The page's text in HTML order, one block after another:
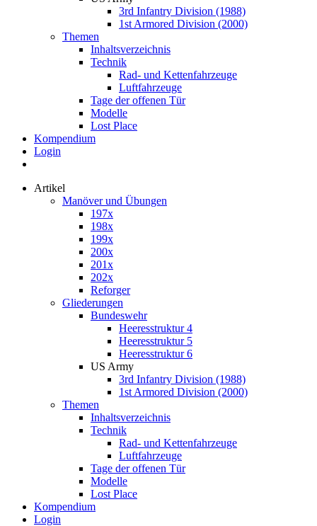
3rd Infantry Division (1988)
1st Armored Division (2000)
Themen
Inhaltsverzeichnis
Technik
Rad- und Kettenfahrzeuge
Luftfahrzeuge
Tage der offenen Tür
Modelle
Lost Place
Kompendium
Login
Artikel
Manöver und Übungen
197x
198x
199x
200x
201x
202x
Reforger
Gliederungen
Bundeswehr
Heeresstruktur 4
Heeresstruktur 5
Heeresstruktur 6
US Army
3rd Infantry Division (1988)
1st Armored Division (2000)
Themen
Inhaltsverzeichnis
Technik
Rad- und Kettenfahrzeuge
Luftfahrzeuge
Tage der offenen Tür
Modelle
Lost Place
Kompendium
Login